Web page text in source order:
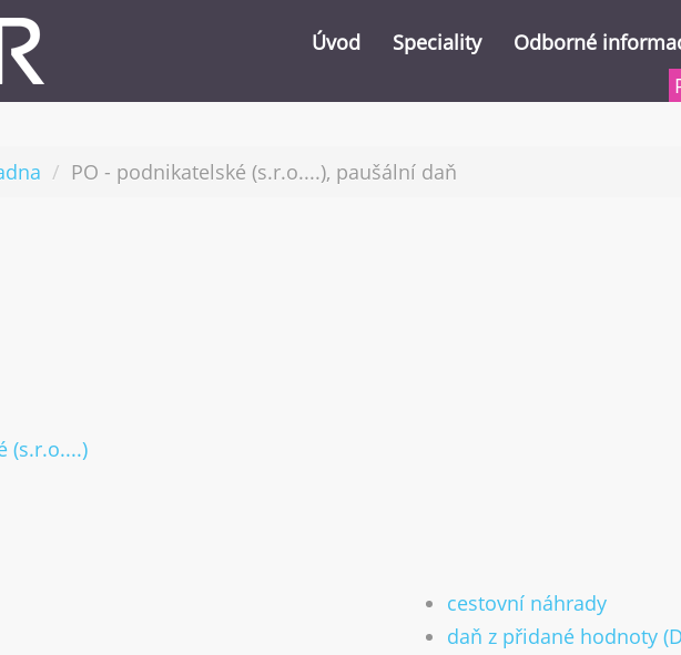
Úvod Speciality
Nahlížení do DIS (daňové informační
Odborné
PO - podnikatelské (s.r.o....), paušální daň
(s.r.o....)
cestovní náhrady
daň z přidané hodnoty